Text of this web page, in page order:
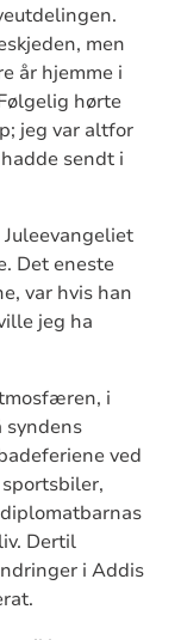
men
år hjemme i
hørte
jeg var altfor
sendt i
Det eneste
var hvis han
jeg ha
i
syndens
ved
Dertil
i Addis